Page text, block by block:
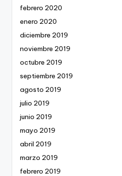
febrero 2020
enero 2020
diciembre 2019
noviembre 2019
octubre 2019
septiembre 2019
agosto 2019
julio 2019
junio 2019
mayo 2019
abril 2019
marzo 2019
febrero 2019